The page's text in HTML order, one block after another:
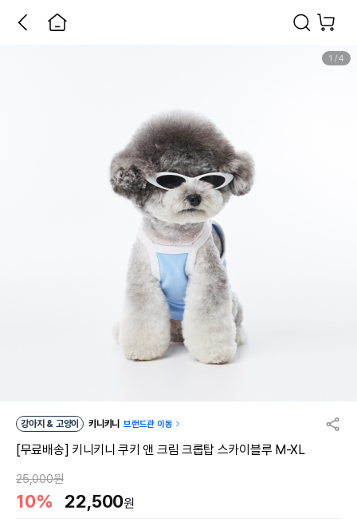
1 /4
강아지 & 고양이 키니키니 브랜드관 이동
[무료배송] 키니키니 쿠키 앤 크림 크롭탑 스카이블루 M-XL
25,000원
10% 22,500원